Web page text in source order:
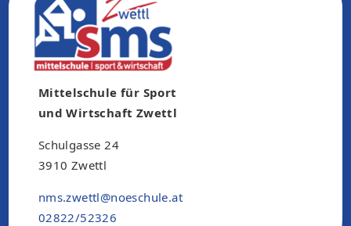
Mittelschule für Sport
und Wirtschaft Zwettl
Schulgasse 24
3910 Zwettl
nms.zwettl@noeschule.at
02822/52326